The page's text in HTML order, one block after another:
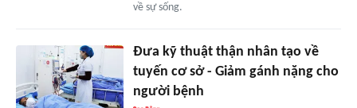
về sự sống.
Đưa kỹ thuật thận nhân tạo về
tuyến cơ sở - Giảm gánh nặng cho
người bệnh